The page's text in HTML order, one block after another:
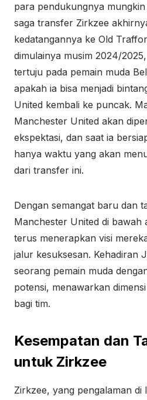
para pendukungnya
saga transfer Zirkzee
kedatangannya ke Old
dimulainya musim 2024/
tertuju pada pemain muda
apakah ia bisa menjadi
United kembali ke puncak.
Manchester United akan
ekspektasi, dan saat ia
hanya waktu yang akan
dari transfer ini.
Dengan semangat baru dan
Manchester United di bawah
terus menerapkan visi
jalur kesuksesan. Kehadiran
seorang pemain muda
potensi, menawarkan
bagi tim.
Kesempatan dan
untuk Zirkzee
Zirkzee, yang pengalaman di